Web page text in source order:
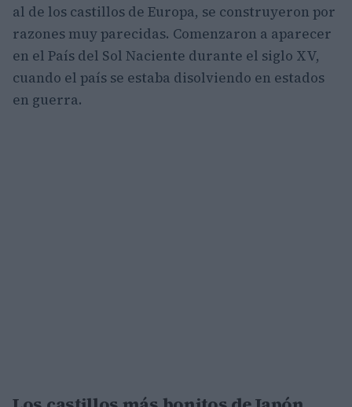
al de los castillos de Europa, se construyeron por
razones muy parecidas. Comenzaron a aparecer
en el País del Sol Naciente durante el siglo XV,
cuando el país se estaba disolviendo en estados
en guerra.